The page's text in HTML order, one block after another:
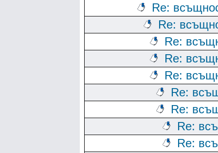
Re:
Re:
Re:
Re:
Re:
Re:
Re:
Re:
Re: